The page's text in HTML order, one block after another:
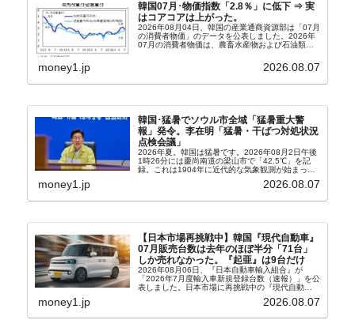
韓国07月･物価指数「2.8％」に低下 ⇒ 実
はコアコアは上がった。
2026年08月04日、韓国の産業通商資源部は「07月
の消費者物価」のデータを公表しました。2026年
07月の消費者物価は、農畜水産物および石油類の
2.8％上昇（06月は3.2％）となり、上昇率は前...
money1.jp 2026.08.07
韓国･猛暑でソウル市全域「猛暑重大警
報」発令。李在明「猛暑・干ばつ対処状況
点検会議」
2026年夏。韓国は猛暑です。2026年08月2日午後
1時26分には慶尚南道の梁山市で「42.5℃」を記
録。これは1904年に近代的な気象観測が始まって
ウル市全域への「猛暑重大警報」が発令され...
money1.jp 2026.08.07
【日本市場再挑戦中】韓国『現代自動車』
07月販売台数は去年のほぼ半分「71台」
しか売れなかった。『起亜』は9台だけ
2026年08月06日、『日本自動車輸入組合』が
「2026年7月度輸入車新規登録台数（速報）」を公
表しました。日本市場に再挑戦中の『現代自動
台数はこの中に捉えられているはずです。先月から
money1.jp 2026.08.07